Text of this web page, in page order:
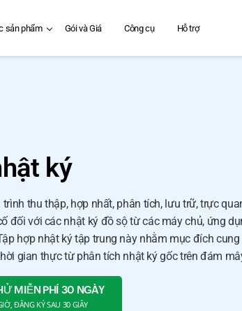
sản phẩm Gói và Giá Công cụ Hỗ trợ
ký
thu thập, hợp nhất, phân tích, lưu trữ, trực
đối với các nhật ký đồ sộ từ các máy chủ, ứng
hợp nhật ký tập trung này nhằm mục đích cung
gian thực từ phân tích nhật ký gốc trên đám
MIỄN PHÍ 30 NGÀY
ĐĂNG KÝ SAU 30 GIÂY